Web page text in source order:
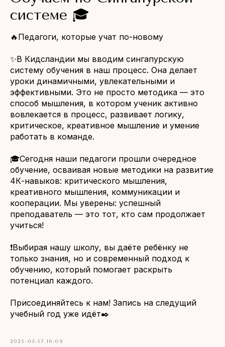
системе 🎓
🔥Педагоги, которые учат по-новому
✨В Кидсландии мы вводим сингапурскую
систему обучения в наш процесс. Она делает
уроки динамичными, увлекательными и
эффективными. Это не просто методика — это
способ мышления, в котором ученик активно
вовлекается в процесс, развивает логику,
критическое, креативное мышление и умение
работать в команде.
🎓Сегодня наши педагоги прошли очередное
обучение, осваивая новые методики на развитие
4К-навыков: критического мышления,
креативного мышления, коммуникации и
кооперации. Мы уверены: успешный
преподаватель — это тот, кто сам продолжает
учиться!
❗Выбирая нашу школу, вы даёте ребёнку не
только знания, но и современный подход к
обучению, который помогает раскрыть
потенциал каждого.
Присоединяйтесь к нам! Запись на следущий
учебный год уже идёт✒️
2025-03-17 16:09